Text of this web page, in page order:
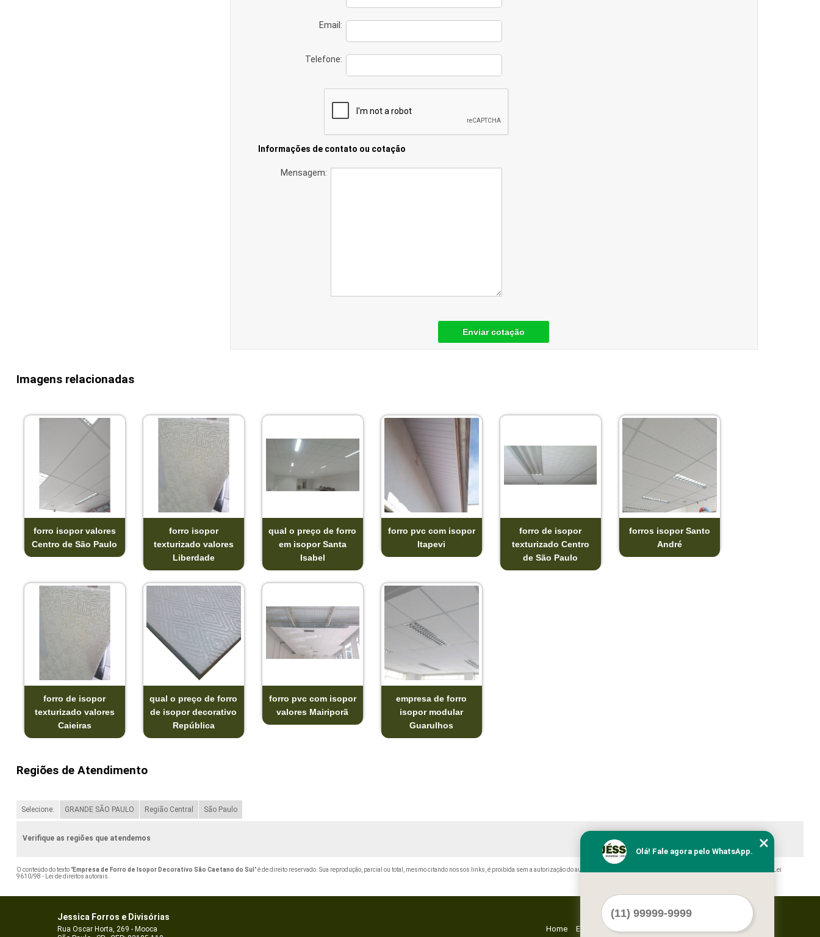
Email:
Telefone:
Informações de contato ou cotação
Mensagem:
Enviar cotação
Imagens relacionadas
forro isopor valores
Centro de São Paulo
forro isopor
texturizado valores
Liberdade
qual o preço de forro
em isopor Santa
Isabel
forro pvc com isopor
Itapevi
forro de isopor
texturizado Centro
de São Paulo
forros isopor Santo
André
forro de isopor
texturizado valores
Caieiras
qual o preço de forro
de isopor decorativo
República
forro pvc com isopor
valores Mairiporã
empresa de forro
isopor modular
Guarulhos
Regiões de Atendimento
Selecione: GRANDE SÃO PAULO Região Central São Paulo
Verifique as regiões que atendemos
O conteúdo do texto "Empresa de Forro de Isopor Decorativo São Caetano do Sul " é de direito reservado. Sua reprodução, parcial ou total, mesmo citando nossos links, é proibida sem a autorização do autor. Crime de violação de direito autoral – artigo 184 do Código Penal –
Lei
9610/98 - Lei de direitos autorais
Jessica Forros e Divisórias
Rua Oscar Horta, 269 - Mooca
Home Empresa Mapa do site
Olá! Fale agora pelo WhatsApp.